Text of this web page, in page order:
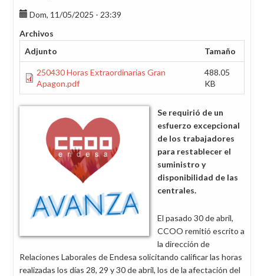
Dom, 11/05/2025 - 23:39
Archivos
Adjunto
Tamaño
250430 Horas Extraordinarias Gran
Apagon.pdf
488.05
KB
Se requirió de un
esfuerzo excepcional
de los trabajadores
para restablecer el
suministro y
disponibilidad de las
centrales.
El pasado 30 de abril,
CCOO remitió escrito a
la dirección de
Relaciones Laborales de Endesa solicitando calificar las horas
realizadas los días 28, 29 y 30 de abril, los de la afectación del